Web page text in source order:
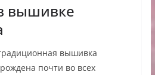
вышивке
вышивка
почти во всех